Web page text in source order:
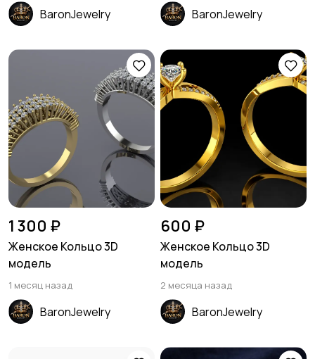
BaronJewelry BaronJewelry
1 300 ₽
Женское Кольцо 3D
модель
1 месяц назад
BaronJewelry
600 ₽
Женское Кольцо 3D
модель
2 месяца назад
BaronJewelry